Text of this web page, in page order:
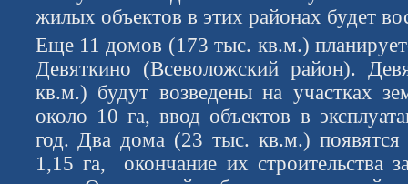
жилых объектов в этих районах будет
Еще 11 домов (173 тыс. кв.м.)
Девяткино (Всеволожский район).
кв.м.) будут возведены на участках
около 10 га, ввод объектов в
год. Два дома (23 тыс. кв.м.) появятся
1,15 га, окончание их строительства